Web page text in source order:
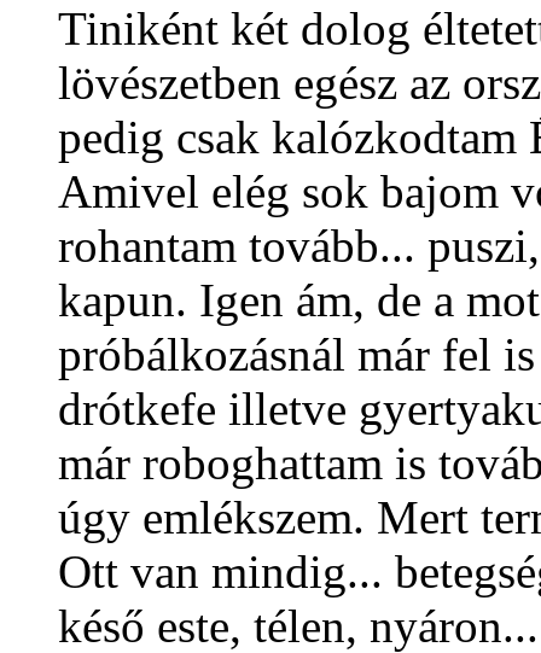
Tiniként két dolog
lövészetben egész az
pedig csak kalózkodtam
Amivel elég sok bajom
rohantam tovább...
kapun. Igen ám, de a
próbálkozásnál már fel
drótkefe illetve
már roboghattam is
úgy emlékszem. Mert
Ott van mindig...
késő este, télen,